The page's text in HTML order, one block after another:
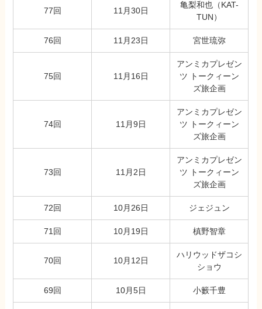
77回 11月30日
亀梨和也（KAT-
TUN）
76回 11月23日 宮世琉弥
75回 11月16日
アンミカプレゼン
ツ トークィーン
ズ旅企画
74回 11月9日
アンミカプレゼン
ツ トークィーン
ズ旅企画
73回 11月2日
アンミカプレゼン
ツ トークィーン
ズ旅企画
72回 10月26日 ジェジュン
71回 10月19日 槙野智章
70回 10月12日
ハリウッドザコシ
ショウ
69回 10月5日 小籔千豊